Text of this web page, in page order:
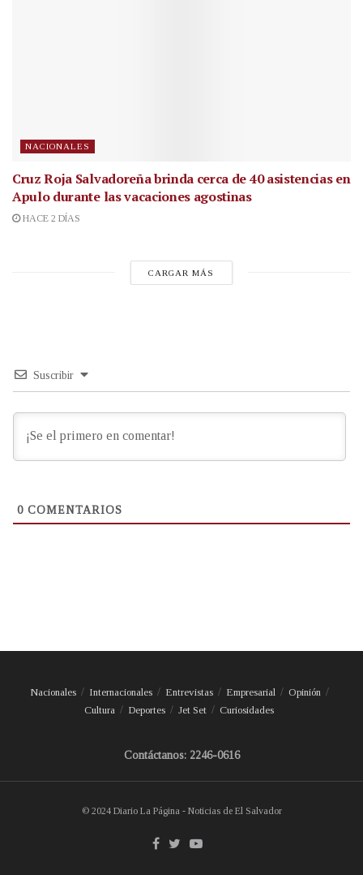
NACIONALES
Cruz Roja Salvadoreña brinda cerca de 40 asistencias en
Apulo durante las vacaciones agostinas
HACE 2 DÍAS
CARGAR MÁS
Suscribir
0 COMENTARIOS
Nacionales Internacionales Entrevistas Empresarial
Opinión
Cultura
Deportes Jet Set Curiosidades
Contáctanos: 2246-0616
© 2024 Diario La Página - Noticias de El Salvador